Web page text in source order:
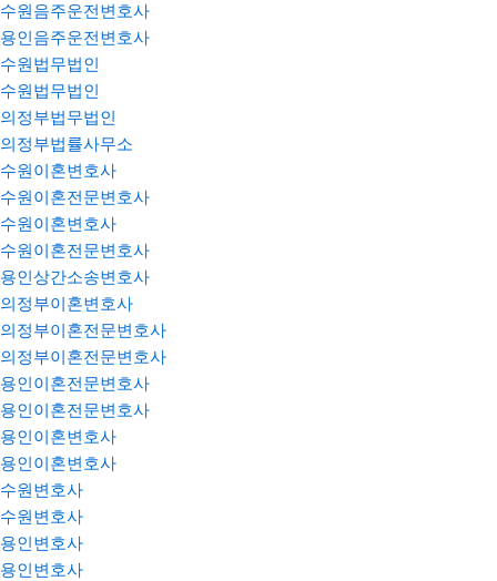
수원음주운전변호사
용인음주운전변호사
수원법무법인
수원법무법인
의정부법무법인
의정부법률사무소
수원이혼변호사
수원이혼전문변호사
수원이혼변호사
수원이혼전문변호사
용인상간소송변호사
의정부이혼변호사
의정부이혼전문변호사
의정부이혼전문변호사
용인이혼전문변호사
용인이혼전문변호사
용인이혼변호사
용인이혼변호사
수원변호사
수원변호사
용인변호사
용인변호사